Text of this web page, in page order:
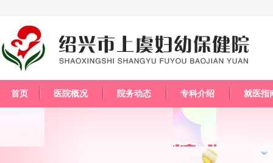
首页 医院概况 院务动态 专科介绍 就医指